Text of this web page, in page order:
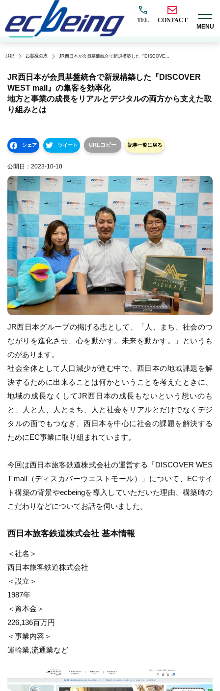
TEL
CONTACT
MENU
TOP お客様の声
JR西日本が会員基盤統合で新規構築した『DISCOVER WEST mall』の集客を効率化
JR西日本が会員基盤統合で新規構築した『DISCOVER
WEST mall』の集客を効率化
地方と事業の成長をリアルとデジタルの両方から支えた取
り組みとは
シェア ツイート URLコピー 記事一覧に戻る
公開日： 2023-10-10
JR西日本グループの掲げる志として、「人、まち、社会のつ
ながりを進化させ、心を動かす。未来を動かす。」というも
のがあります。
社会全体として人口減少が進む中で、西日本の地域課題を解
決するために出来ることは何かということを考えたときに、
地域の成長なくしてJR西日本の成長もないという想いのも
と、人と人、人とまち、人と社会をリアルとだけでなくデジ
タルの面でもつなぎ、西日本を中心に社会の課題を解決する
ためにEC事業に取り組まれています。
今回は西日本旅客鉄道株式会社の運営する「DISCOVER WES
T mall（ディスカバーウエストモール）」について、ECサイ
ト構築の背景やecbeingを導入していただいた理由、構築時の
こだわりなどについてお話を伺いました。
西日本旅客鉄道株式会社 基本情報
＜社名＞
西日本旅客鉄道株式会社
＜設立＞
1987年
＜資本金＞
226,136百万円
＜事業内容＞
運輸業,流通業など
カテゴリ EC構築 マーケティング BtoB